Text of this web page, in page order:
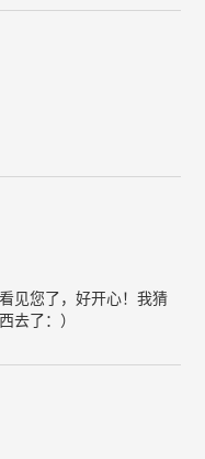
见您了，好开心！我猜
去了：）